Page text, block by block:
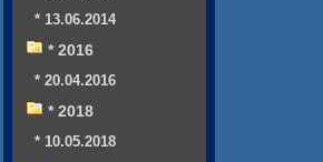
* 13.06.2014
* 2016
* 20.04.2016
* 2018
* 10.05.2018